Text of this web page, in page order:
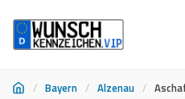
/ Bayern / Alzenau /